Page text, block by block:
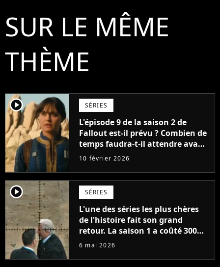
SUR LE MÊME
THÈME
player2 SÉRIES
L'épisode 9 de la saison 2 de
Fallout est-il prévu ? Combien de
temps faudra-t-il attendre avant
le prochain épisode ?
10 février 2026
player2 SÉRIES
L'une des séries les plus chères
de l'histoire fait son grand
retour. La saison 1 a coûté 300
millions de dollars pour
6 mai 2026